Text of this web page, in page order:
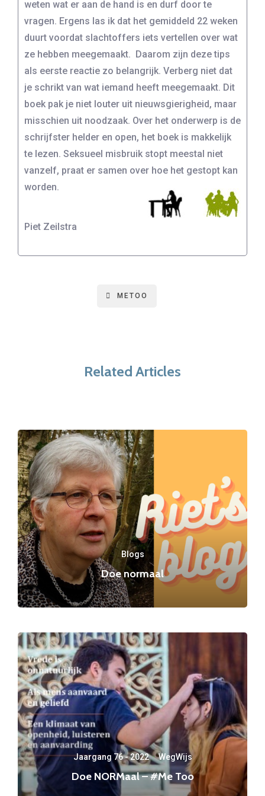
weten wat er aan de hand is en durf door te
vragen. Ergens las ik dat het gemiddeld 22 weken
duurt voordat slachtoffers iets vertellen over wat
ze hebben meegemaakt. Daarom zijn deze tips
als eerste reactie zo belangrijk. Verberg niet dat
je schrikt van wat iemand heeft meegemaakt. Dit
boek pak je niet louter uit nieuwsgierigheid, maar
misschien uit noodzaak. Over het onderwerp is de
schrijfster helder en open, het boek is makkelijk
te lezen. Seksueel misbruik stopt meestal niet
vanzelf, praat er samen over hoe het gestopt kan
worden.
Piet Zeilstra
METOO
Related Articles
Blogs
Doe normaal
Jaargang 76 - 2022·WegWijs
Doe NORMaal – #Me Too